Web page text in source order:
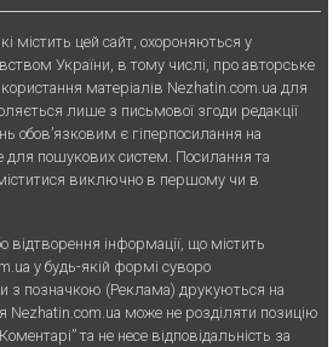
містить цей сайт, охороняються у
України, в тому числі, про авторське
матерiалiв Nezhatin.com.ua для
лише з письмової згоди редакції
обов’язковим є гiперпосилання на
для пошукових систем. Посилання та
виключно в першому чи в
вiдтворення iнформацiї, що мiстить
у будь-якiй формi суворо
з позначкою (Реклама) друкуються на
Nezhatin.com.ua може не розділяти позицію
та не несе відповідальність за